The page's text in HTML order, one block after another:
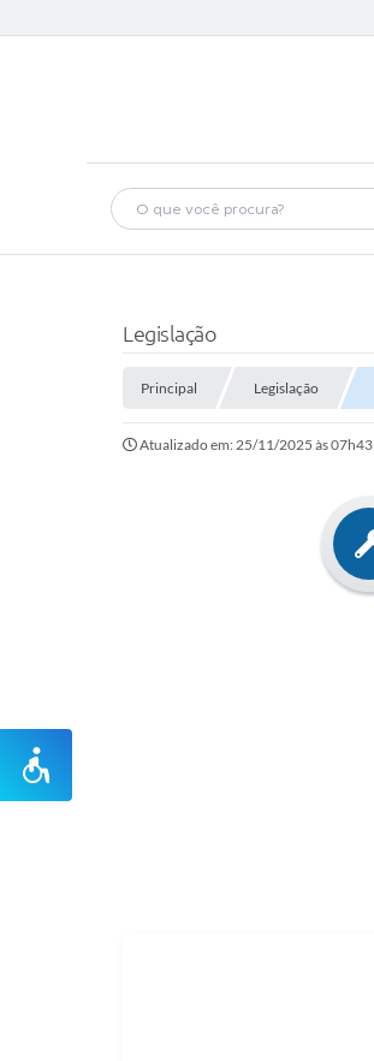
Legislação
Principal Legislação
Atualizado em: 25/11/2025 às 07h43